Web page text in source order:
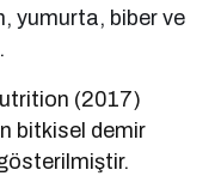
yumurta, biber ve
(2017)
bitkisel demir